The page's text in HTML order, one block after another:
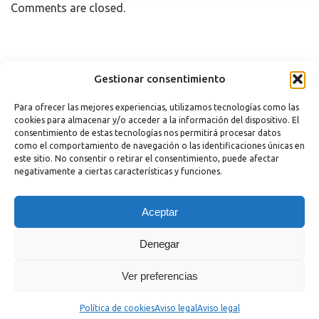
Gestionar consentimiento
Para ofrecer las mejores experiencias, utilizamos tecnologías como las
cookies para almacenar y/o acceder a la información del dispositivo. El
consentimiento de estas tecnologías nos permitirá procesar datos
como el comportamiento de navegación o las identificaciones únicas en
este sitio. No consentir o retirar el consentimiento, puede afectar
negativamente a ciertas características y funciones.
Aceptar
Denegar
Ver preferencias
Política de cookiesAviso legalAviso legal
Comments are closed.
Copyright 2023 | |Política de cookies
Powered by